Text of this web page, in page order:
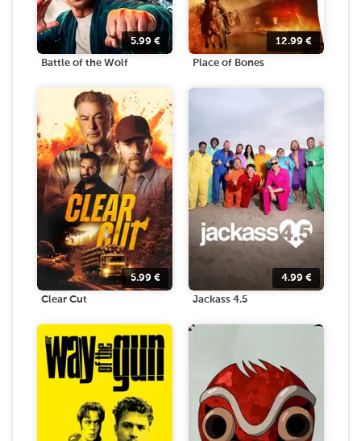
5.99 €
Battle of the Wolf
12.99 €
Place of Bones
5.99 €
Clear Cut
4.99 €
Jackass 4.5